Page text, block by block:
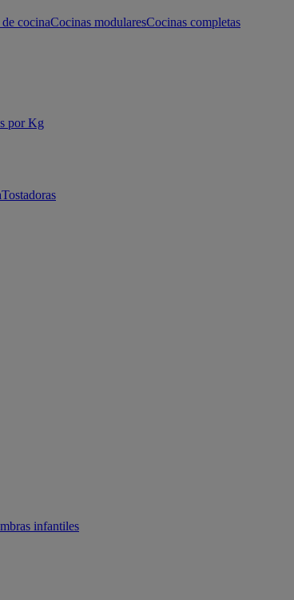
cocinaCocinas modularesCocinas completas
por Kg
Tostadoras
infantiles